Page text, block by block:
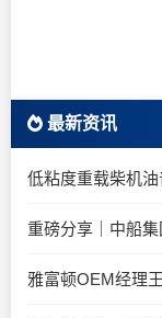
最新资讯
重磅分享｜中船